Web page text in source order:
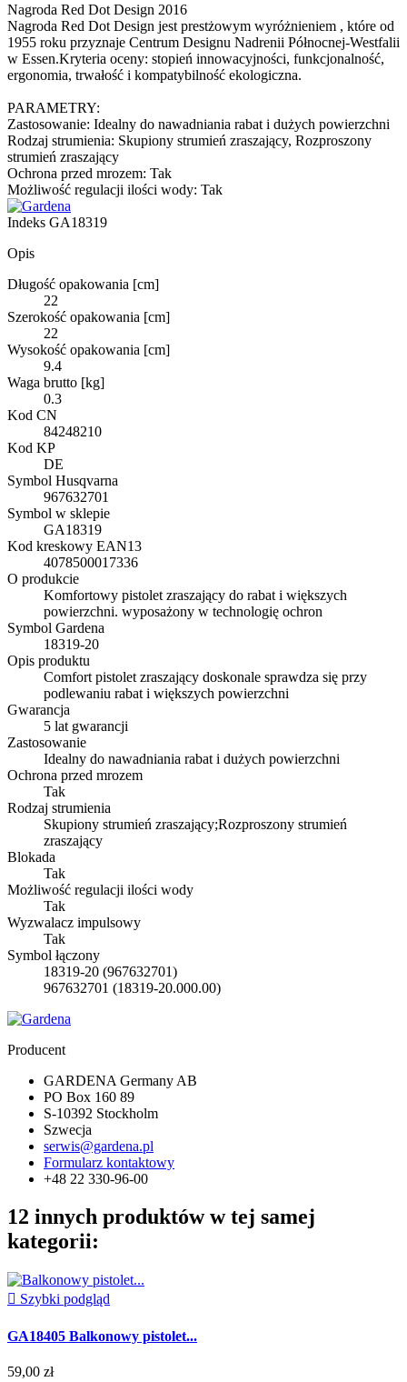
Nagroda Red Dot Design 2016
Nagroda Red Dot Design jest prestżowym wyróżnieniem , które od
1955 roku przyznaje Centrum Designu Nadrenii Północnej-Westfalii
w Essen.Kryteria oceny: stopień innowacyjności, funkcjonalność,
ergonomia, trwałość i kompatybilność ekologiczna.
PARAMETRY:
Zastosowanie: Idealny do nawadniania rabat i dużych powierzchni
Rodzaj strumienia: Skupiony strumień zraszający, Rozproszony
strumień zraszający
Ochrona przed mrozem: Tak
Możliwość regulacji ilości wody: Tak
Indeks GA18319
Opis
Długość opakowania [cm]
22
Szerokość opakowania [cm]
22
Wysokość opakowania [cm]
9.4
Waga brutto [kg]
0.3
Kod CN
84248210
Kod KP
DE
Symbol Husqvarna
967632701
Symbol w sklepie
GA18319
Kod kreskowy EAN13
4078500017336
O produkcie
Komfortowy pistolet zraszający do rabat i większych
powierzchni. wyposażony w technologię ochron
Symbol Gardena
18319-20
Opis produktu
Comfort pistolet zraszający doskonale sprawdza się przy
podlewaniu rabat i większych powierzchni
Gwarancja
5 lat gwarancji
Zastosowanie
Idealny do nawadniania rabat i dużych powierzchni
Ochrona przed mrozem
Tak
Rodzaj strumienia
Skupiony strumień zraszający;Rozproszony strumień
zraszający
Blokada
Tak
Możliwość regulacji ilości wody
Tak
Wyzwalacz impulsowy
Tak
Symbol łączony
18319-20 (967632701)
967632701 (18319-20.000.00)
Producent
GARDENA Germany AB
PO Box 160 89
S-10392 Stockholm
Szwecja
serwis@gardena.pl
Formularz kontaktowy
+48 22 330-96-00
12 innych produktów w tej samej
kategorii:
 Szybki podgląd
GA18405 Balkonowy pistolet...
59,00 zł